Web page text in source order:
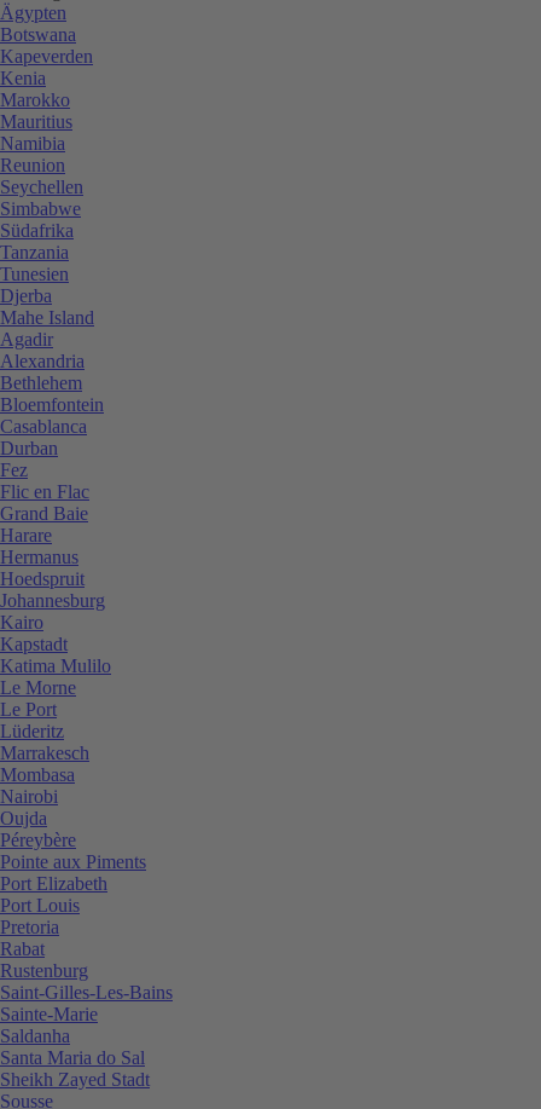
Ägypten
Botswana
Kapeverden
Kenia
Marokko
Mauritius
Namibia
Reunion
Seychellen
Simbabwe
Südafrika
Tanzania
Tunesien
Djerba
Mahe Island
Agadir
Alexandria
Bethlehem
Bloemfontein
Casablanca
Durban
Fez
Flic en Flac
Grand Baie
Harare
Hermanus
Hoedspruit
Johannesburg
Kairo
Kapstadt
Katima Mulilo
Le Morne
Le Port
Lüderitz
Marrakesch
Mombasa
Nairobi
Oujda
Péreybère
Pointe aux Piments
Port Elizabeth
Port Louis
Pretoria
Rabat
Rustenburg
Saint-Gilles-Les-Bains
Sainte-Marie
Saldanha
Santa Maria do Sal
Sheikh Zayed Stadt
Sousse